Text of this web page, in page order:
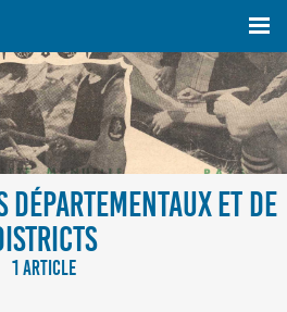
DÉPARTEMENTAUX ET DE
1 ARTICLE